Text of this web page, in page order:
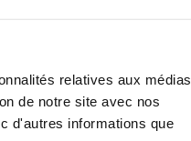
relatives aux médias
de notre site avec nos
d'autres informations que